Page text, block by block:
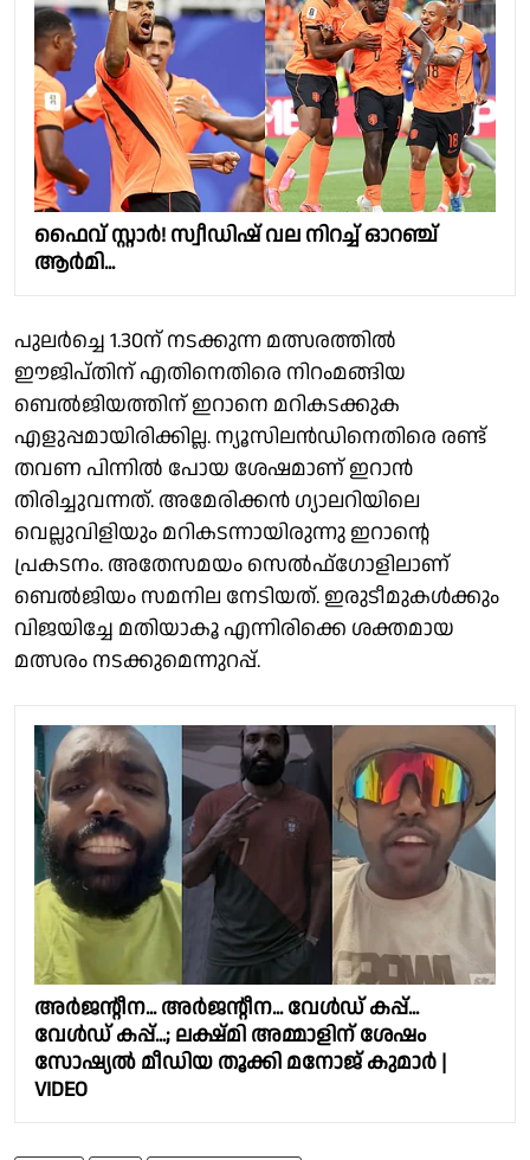
ഫൈവ് സ്റ്റാർ! സ്വീഡിഷ് വല നിറച്ച് ഓറഞ്ച്
ആർമി...
പുലർച്ചെ 1.30ന് നടക്കുന്ന മത്സരത്തിൽ
ഈജിപ്‌തിന് എതിനെതിരെ നിറംമങ്ങിയ
ബെൽജിയത്തിന് ഇറാനെ മറികടക്കുക
എളുപ്പമായിരിക്കില്ല. ന്യൂസിലൻഡിനെതിരെ രണ്ട്
തവണ പിന്നിൽ പോയ ശേഷമാണ് ഇറാൻ
തിരിച്ചുവന്നത്. അമേരിക്കൻ ഗ്യാലറിയിലെ
വെല്ലുവിളിയും മറികടന്നായിരുന്നു ഇറാൻ്റെ
പ്രകടനം. അതേസമയം സെൽഫ്ഗോളിലാണ്
ബെൽജിയം സമനില നേടിയത്. ഇരുടീമുകൾക്കും
വിജയിച്ചേ മതിയാകൂ എന്നിരിക്കെ ശക്തമായ
മത്സരം നടക്കുമെന്നുറപ്പ്.
അർജൻ്റീന... അർജൻ്റീന... വേൾഡ് കപ്പ്...
വേൾഡ് കപ്പ്...; ലക്ഷ്മി അമ്മാളിന് ശേഷം
സോഷ്യൽ മീഡിയ തൂക്കി മനോജ് കുമാർ |
VIDEO